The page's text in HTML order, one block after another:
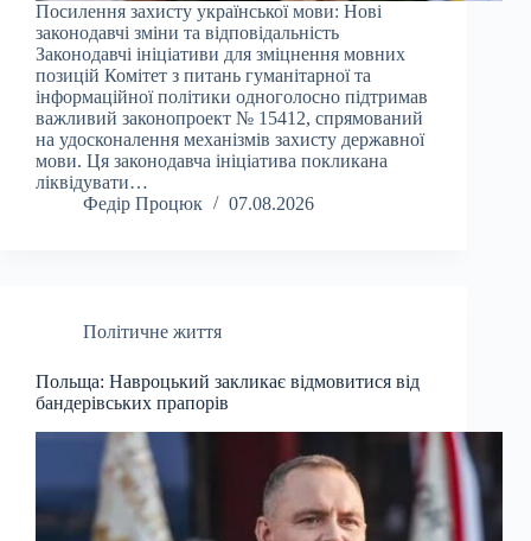
Посилення захисту української мови: Нові
законодавчі зміни та відповідальність
Законодавчі ініціативи для зміцнення мовних
позицій Комітет з питань гуманітарної та
інформаційної політики одноголосно підтримав
важливий законопроект № 15412, спрямований
на удосконалення механізмів захисту державної
мови. Ця законодавча ініціатива покликана
ліквідувати…
Федір Процюк
07.08.2026
Політичне життя
Польща: Навроцький закликає відмовитися від
бандерівських прапорів